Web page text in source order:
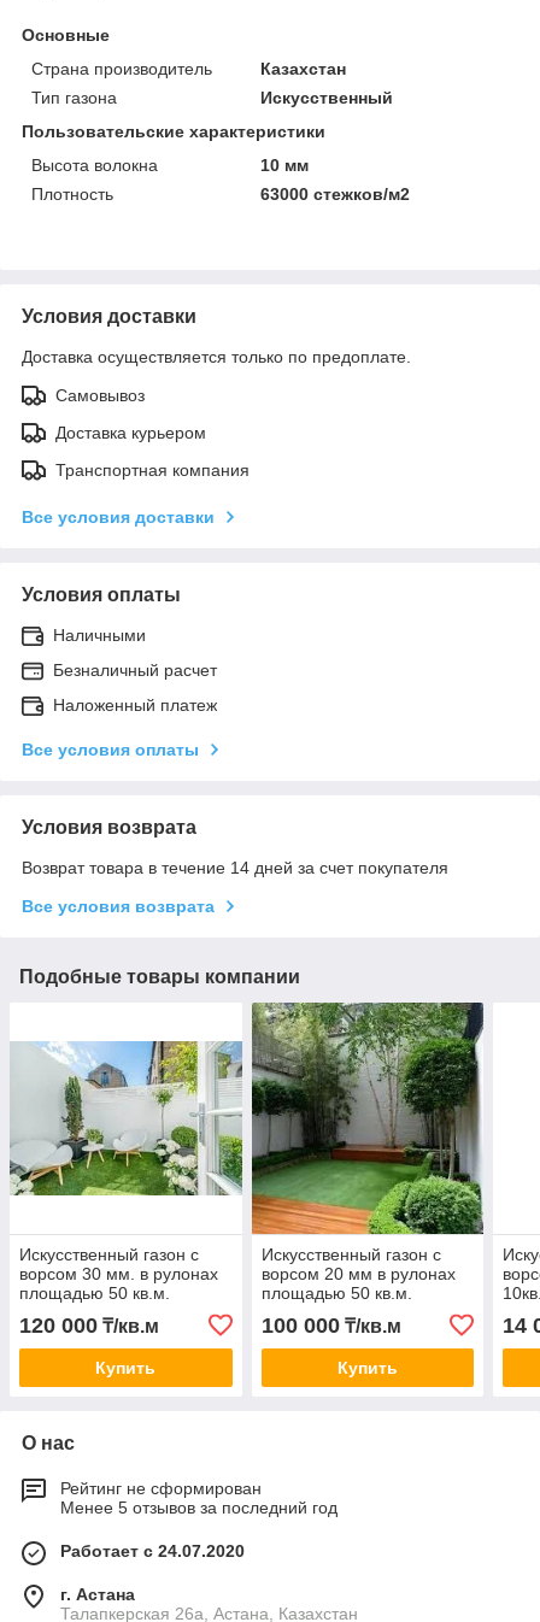
Основные
Страна производитель
Казахстан
Тип газона
Искусственный
Пользовательские характеристики
Высота волокна
10 мм
Плотность
63000 стежков/м2
Условия доставки
Доставка осуществляется только по предоплате.
Самовывоз
Доставка курьером
Транспортная компания
Все условия доставки
Условия оплаты
Наличными
Безналичный расчет
Наложенный платеж
Все условия оплаты
Условия возврата
Возврат товара в течение 14 дней за счет покупателя
Все условия возврата
Подобные товары компании
Искусственный газон с
ворсом 30 мм. в рулонах
площадью 50 кв.м.
120 000 ₸/кв.м
Купить
Искусственный газон с
ворсом 20 мм в рулонах
площадью 50 кв.м.
100 000₸/кв.м
Купить
14
О нас
Рейтинг не сформирован
Менее 5 отзывов за последний год
Работает с 24.07.2020
г. Астана
Талапкерская 26а, Астана, Казахстан